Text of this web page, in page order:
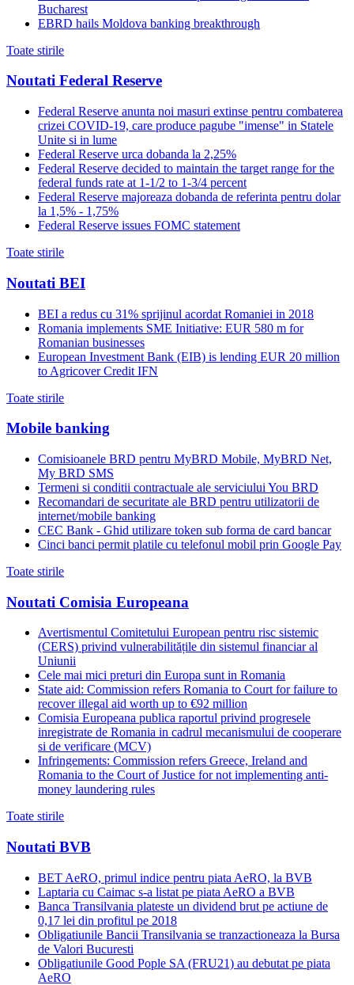
Bucharest
EBRD hails Moldova banking breakthrough
Toate stirile
Noutati Federal Reserve
Federal Reserve anunta noi masuri extinse pentru combaterea
crizei COVID-19, care produce pagube "imense" in Statele
Unite si in lume
Federal Reserve urca dobanda la 2,25%
Federal Reserve decided to maintain the target range for the
federal funds rate at 1-1/2 to 1-3/4 percent
Federal Reserve majoreaza dobanda de referinta pentru dolar
la 1,5% - 1,75%
Federal Reserve issues FOMC statement
Toate stirile
Noutati BEI
BEI a redus cu 31% sprijinul acordat Romaniei in 2018
Romania implements SME Initiative: EUR 580 m for
Romanian businesses
European Investment Bank (EIB) is lending EUR 20 million
to Agricover Credit IFN
Toate stirile
Mobile banking
Comisioanele BRD pentru MyBRD Mobile, MyBRD Net,
My BRD SMS
Termeni si conditii contractuale ale serviciului You BRD
Recomandari de securitate ale BRD pentru utilizatorii de
internet/mobile banking
CEC Bank - Ghid utilizare token sub forma de card bancar
Cinci banci permit platile cu telefonul mobil prin Google Pay
Toate stirile
Noutati Comisia Europeana
Avertismentul Comitetului European pentru risc sistemic
(CERS) privind vulnerabilitățile din sistemul financiar al
Uniunii
Cele mai mici preturi din Europa sunt in Romania
State aid: Commission refers Romania to Court for failure to
recover illegal aid worth up to €92 million
Comisia Europeana publica raportul privind progresele
inregistrate de Romania in cadrul mecanismului de cooperare
si de verificare (MCV)
Infringements: Commission refers Greece, Ireland and
Romania to the Court of Justice for not implementing anti-
money laundering rules
Toate stirile
Noutati BVB
BET AeRO, primul indice pentru piata AeRO, la BVB
Laptaria cu Caimac s-a listat pe piata AeRO a BVB
Banca Transilvania plateste un dividend brut pe actiune de
0,17 lei din profitul pe 2018
Obligatiunile Bancii Transilvania se tranzactioneaza la Bursa
de Valori Bucuresti
Obligatiunile Good Pople SA (FRU21) au debutat pe piata
AeRO